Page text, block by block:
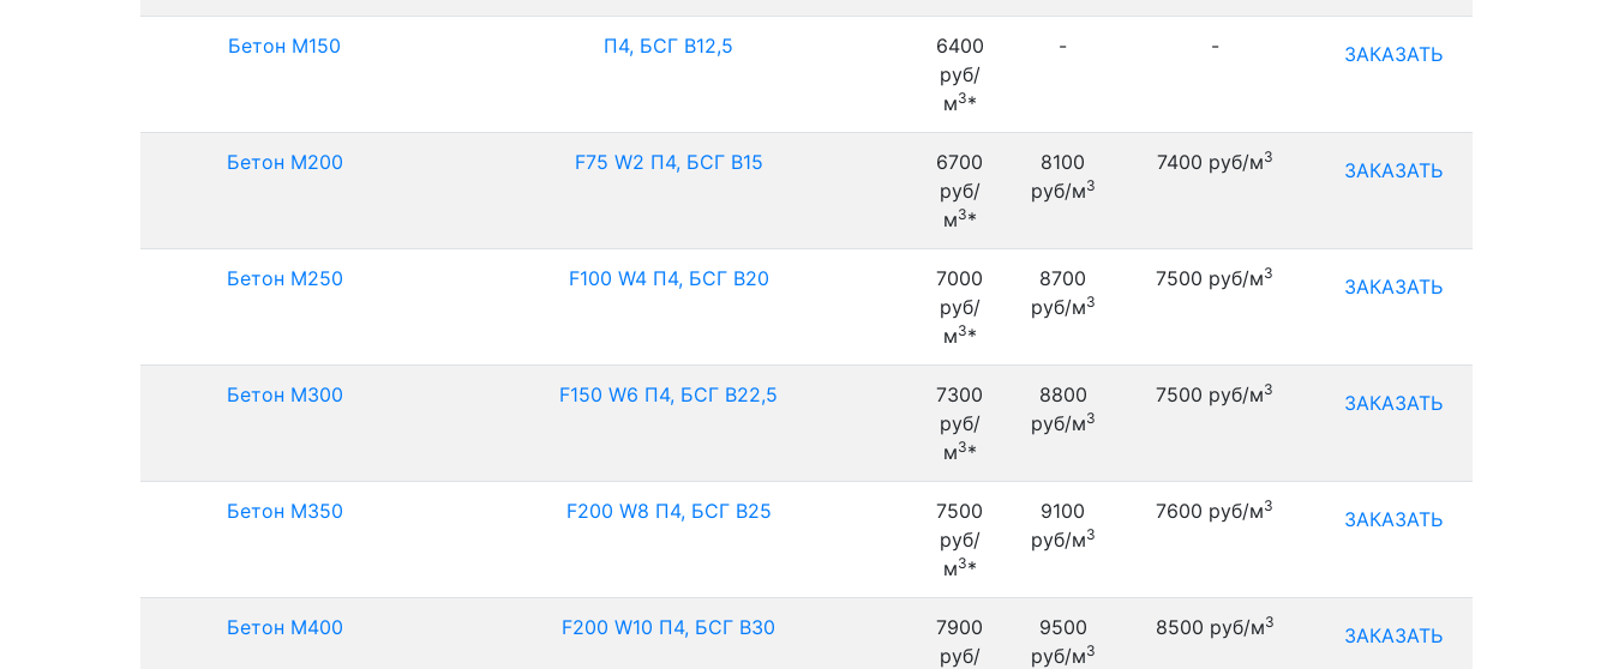
Бетон М150 П4, БСГ В12,5
6400
руб/
м3*
- - ЗАКАЗАТЬ
Бетон М200 F75 W2 П4, БСГ В15
6700
руб/
м3*
8100
руб/м3
7400 руб/м3
ЗАКАЗАТЬ
Бетон М250 F100 W4 П4, БСГ В20
7000
руб/
м3*
8700
руб/м3
7500 руб/м3
ЗАКАЗАТЬ
Бетон М300 F150 W6 П4, БСГ В22,5
7300
руб/
м3*
8800
руб/м3
7500 руб/м3
ЗАКАЗАТЬ
Бетон М350 F200 W8 П4, БСГ В25
7500
руб/
м3*
9100
руб/м3
7600 руб/м3
ЗАКАЗАТЬ
Бетон М400 F200 W10 П4, БСГ В30
7900
руб/
9500
руб/м3
8500 руб/м3
ЗАКАЗАТЬ